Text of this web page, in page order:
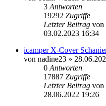
3 Antworten
19292 Zugriffe
Letzter Beitrag von
03.02.2023 16:34
icamper X-Cover
von nadine23 »
0 Antworten
17887 Zugriffe
Letzter Beitrag von
28.06.2022 19:26